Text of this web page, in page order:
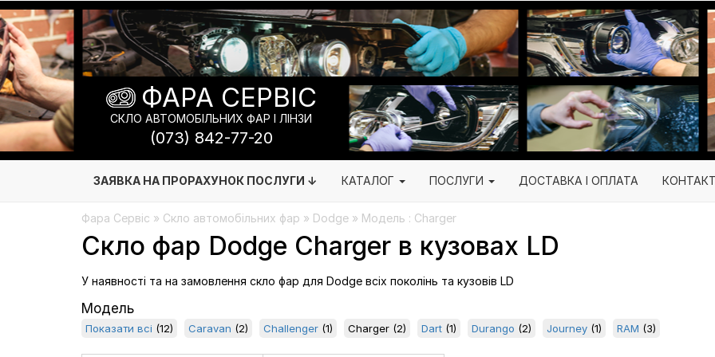
Фара Сервіс » Скло автомобільних фар » Dodge » Модель : Charger
Скло фар Dodge Charger в кузовах LD
У наявності та на замовлення скло фар для Dodge всіх поколінь та кузовів LD
Модель
Показати всі (12) Caravan (2) Challenger (1) Charger (2) Dart (1) Durango (2) Journey (1) RAM (3)
ФАРА СЕРВІС
СКЛО АВТОМОБІЛЬНИХ ФАР І ЛІНЗИ
(073) 842-77-20
ЗАЯВКА НА ПРОРАХУНОК ПОСЛУГИ ↓ КАТАЛОГ ПОСЛУГИ ДОСТАВКА І ОПЛАТА